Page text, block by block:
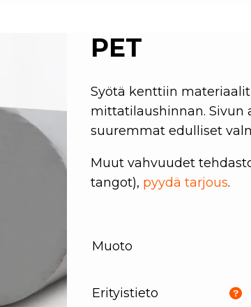
PET
Syötä kenttiin
mittatilaushinnan. Sivun
suuremmat edulliset
Muut vahvuudet
tangot), pyydä tarjous.
Muoto
Erityistieto